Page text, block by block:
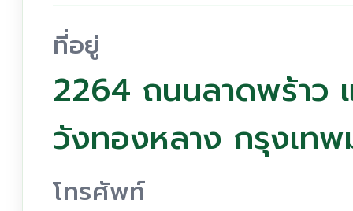
ที่อยู่
2264 ถนนลาดพร้าว
วังทองหลาง กรุงเท
โทรศัพท์